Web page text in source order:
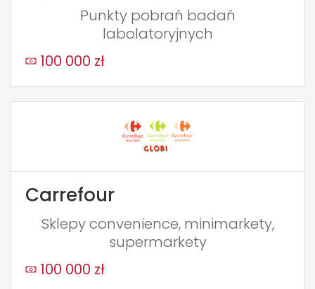
Punkty pobrań badań
labolatoryjnych
100 000 zł
Carrefour
Sklepy convenience, minimarkety,
supermarkety
100 000 zł